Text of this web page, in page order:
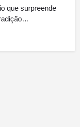
que surpreende